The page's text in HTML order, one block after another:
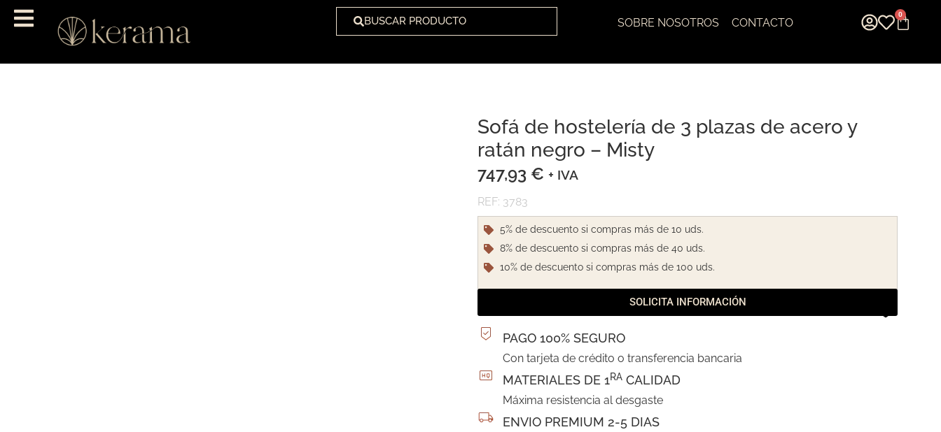
BUSCAR PRODUCTO SOBRE NOSOTROS CONTACTO
0
Sofá de hostelería de 3 plazas de acero y
ratán negro – Misty
747,93 € + IVA
REF: 3783
5% de descuento si compras más de 10 uds.
8% de descuento si compras más de 40 uds.
10% de descuento si compras más de 100 uds.
SOLICITA INFORMACIÓN
PAGO 100% SEGURO
Con tarjeta de crédito o transferencia bancaria
MATERIALES DE 1RA CALIDAD
Máxima resistencia al desgaste
ENVIO PREMIUM 2-5 DIAS